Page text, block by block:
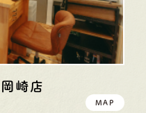
岡崎店
MAP